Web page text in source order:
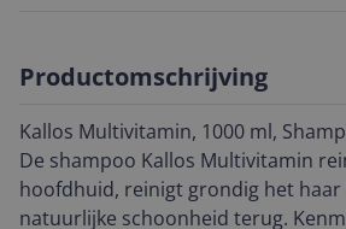
Productomschrijving
Kallos Multivitamin, 1000 ml,
De shampoo Kallos Multivitamin
hoofdhuid, reinigt grondig het haar
natuurlijke schoonheid terug.